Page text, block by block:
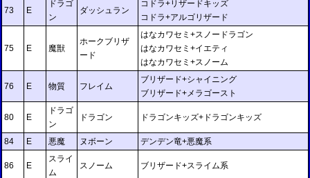
73 E
ドラゴ
ン
ダッシュラン
コドラ+リザードキッズ
コドラ+アルゴリザード
75 E 魔獣
ホークブリザ
ード
はなカワセミ+スノードラゴン
はなカワセミ+イエティ
はなカワセミ+スノーム
76 E 物質 フレイム
ブリザード+シャイニング
ブリザード+メラゴースト
80 E
ドラゴ
ン
ドラゴン ドラゴンキッズ+ドラゴンキッズ
84 E 悪魔 ヌボーン デンデン竜+悪魔系
86 E
スライ
ム
スノーム ブリザード+スライム系